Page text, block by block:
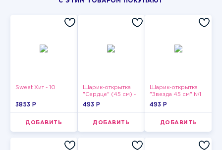
Sweet Хит - 10
3853 P
ДОБАВИТЬ
Шарик-открытка
"Сердце" (45 см) -
2
493 P
ДОБАВИТЬ
Шарик-открытка
"Звезда 45 см" №1
493 P
ДОБАВИТЬ